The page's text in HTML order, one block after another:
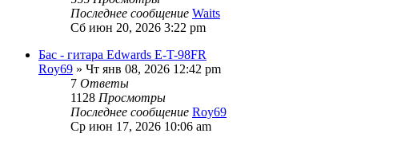
Последнее сообщение Waits
Сб июн 20, 2026 3:22 pm
Бас - гитара Edwards E-T-98FR
Roy69 » Чт янв 08, 2026 12:42 pm
7 Ответы
1128 Просмотры
Последнее сообщение Roy69
Ср июн 17, 2026 10:06 am